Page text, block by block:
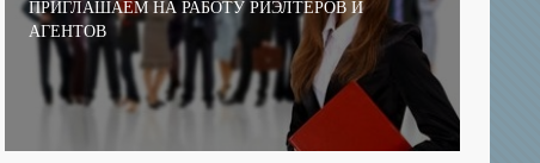
ПРИГЛАШАЕМ НА РАБОТУ РИЭЛТЕРОВ И
АГЕНТОВ